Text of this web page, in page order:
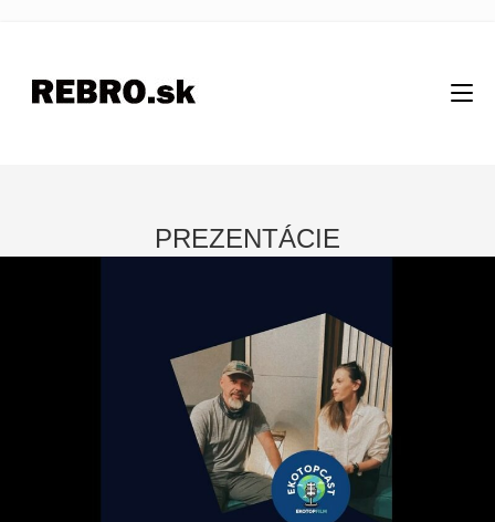
PREZENTÁCIE